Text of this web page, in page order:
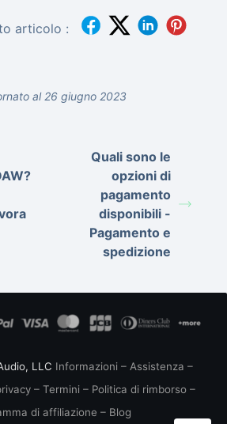
articolo :
al 26 giugno 2023
Quali sono le
opzioni di
pagamento
disponibili -
Pagamento e
spedizione
LLC Informazioni – Assistenza –
– Termini– Politica di rimborso–
di affiliazione – Blog